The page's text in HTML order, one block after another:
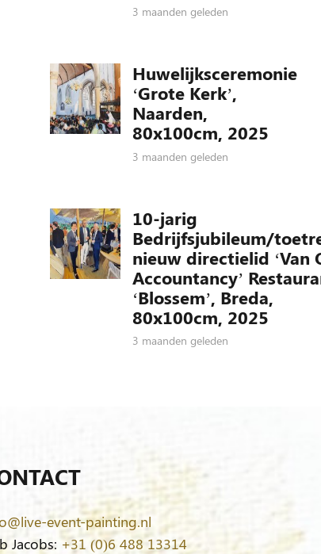
3 maanden geleden
Huwelijksceremonie
‘Grote Kerk’,
Naarden,
80x100cm, 2025
3 maanden geleden
10-jarig
Bedrijfsjubileum/
nieuw directielid ‘Van
Accountancy’
‘Blossem’, Breda,
80x100cm, 2025
3 maanden geleden
event-painting.nl
Jacobs: +31 (0)6 488 13314